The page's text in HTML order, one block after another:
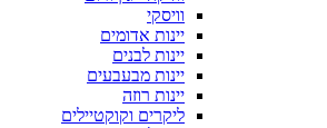
וויסקי
יינות אדומים
יינות לבנים
יינות מבעבעים
יינות רוזה
ליקרים וקוקטיילים